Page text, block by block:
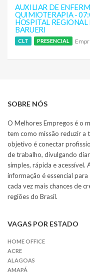
AUXILIAR DE
QUIMIOTERAPIA -
HOSPITAL
BARUERI
CLT PRESENCIAL
SOBRE NÓS
O Melhores Empregos é o
tem como missão reduzir a
objetivo é conectar
de trabalho, divulgando
simples, rápida e acessível.
informação é essencial
cada vez mais chances de
regiões do Brasil.
VAGAS POR ESTADO
HOME OFFICE
ACRE
ALAGOAS
AMAPÁ